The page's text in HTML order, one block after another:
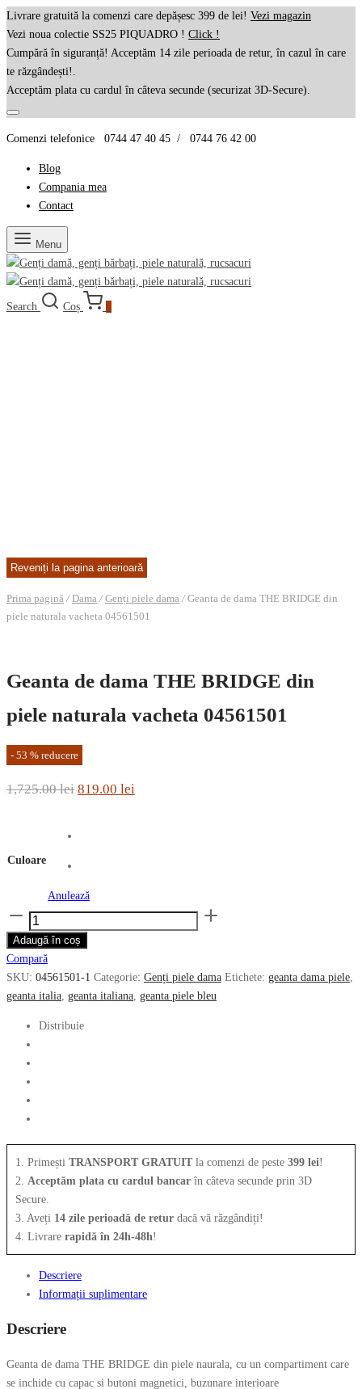
Livrare gratuită la comenzi care depășesc 399 de lei! Vezi magazin
Vezi noua colectie SS25 PIQUADRO ! Click !
Cumpără în siguranță! Acceptăm 14 zile perioada de retur, în cazul în care
te răzgândești!.
Acceptăm plata cu cardul în câteva secunde (securizat 3D-Secure).
Comenzi telefonice 0744 47 40 45 / 0744 76 42 00
Blog
Compania mea
Contact
Menu
Search Coș
Prima pagină / Dama / Genți piele dama /Geanta de dama THE BRIDGE din
piele naturala vacheta 04561501
Geanta de dama THE BRIDGE din
piele naturala vacheta 04561501
- 53 % reducere
1,725.00lei Prețul
819.00 lei
Culoare
Anulează
Cantitate
Geanta
de
din
piele
naturala
vacheta
04561501
Adaugă în coș
Compară
SKU: 04561501-1 Categorie: Genți piele dama Etichete: geanta dama piele
geanta italia geanta italiana geanta piele bleu
Distribuie
1. Primești TRANSPORT GRATUIT la comenzi de peste 399 lei!
2. Acceptăm plata cu cardul bancar în câteva secunde prin 3D
Secure.
3. Aveți 14 zile perioadă de retur dacă vă răzgândiți!
4. Livrare rapidă în 24h-48h!
Descriere
Informații suplimentare
Descriere
Geanta de dama THE BRIDGE din piele naurala, cu un compartiment care
se inchide cu capac si butoni magnetici, buzunare interioare